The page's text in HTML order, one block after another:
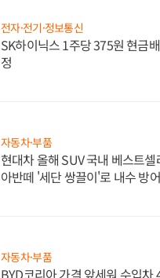
전자·전기·정보통신
SK하이닉스 1주당 375원 현금
정
자동차·부품
현대차 올해 SUV 국내 베스트
아반떼 '세단 쌍끌이'로 내수 방어
자동차·부품
BYD코리아 가격 앞세워 수입차